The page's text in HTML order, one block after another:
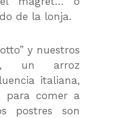
de la lonja.
y nuestros
un arroz
italiana,
para comer a
postres son